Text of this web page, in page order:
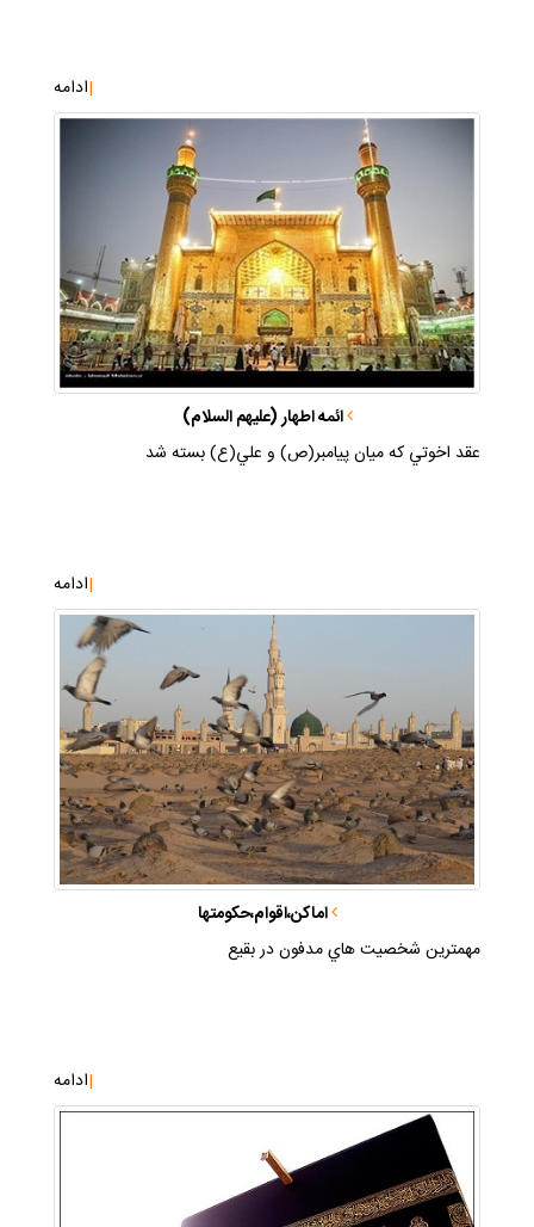
|ادامه
ائمه اطهار (عليهم السلام)
عقد اخوتي كه ميان پيامبر(ص) و علي(ع) بسته شد
|ادامه
اماكن،اقوام،حكومتها
مهمترين شخصيت هاي مدفون در بقيع
|ادامه